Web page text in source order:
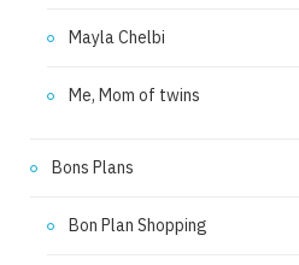
Mayla Chelbi
Me, Mom of twins
Bons Plans
Bon Plan Shopping